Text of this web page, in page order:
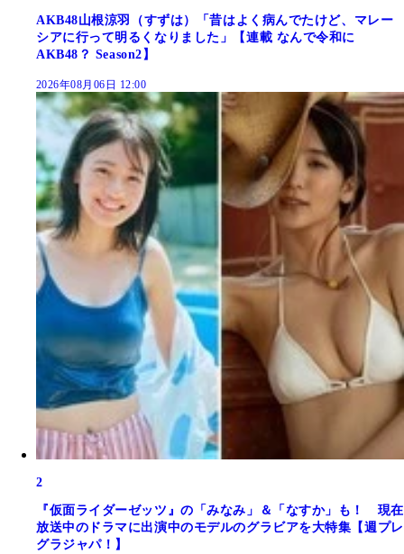
AKB48山根涼羽（すずは）「昔はよく病んでたけど、マレー
シアに行って明るくなりました」【連載 なんで令和に
AKB48？ Season2】
2026年08月06日 12:00
2
『仮面ライダーゼッツ』の「みなみ」＆「なすか」も！ 現在
放送中のドラマに出演中のモデルのグラビアを大特集【週プレ
グラジャパ！】